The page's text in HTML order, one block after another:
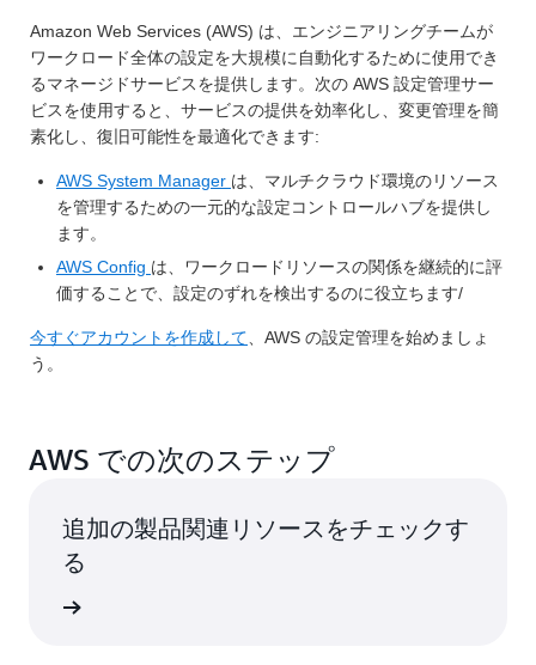
Amazon Web Services (AWS) は、エンジニアリングチームが
ワークロード全体の設定を大規模に自動化するために使用でき
るマネージドサービスを提供します。次の AWS 設定管理サー
ビスを使用すると、サービスの提供を効率化し、変更管理を簡
素化し、復旧可能性を最適化できます:
AWS System Manager は、マルチクラウド環境のリソース
を管理するための一元的な設定コントロールハブを提供し
ます。
AWS Config は、ワークロードリソースの関係を継続的に評
価することで、設定のずれを検出するのに役立ちます/
今すぐアカウントを作成して、AWS の設定管理を始めましょ
う。
AWS での次のステップ
追加の製品関連リソースをチェックす
る